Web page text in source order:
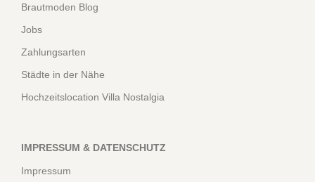
Brautmoden Blog
Jobs
Zahlungsarten
Städte in der Nähe
Hochzeitslocation Villa Nostalgia
IMPRESSUM & DATENSCHUTZ
Impressum